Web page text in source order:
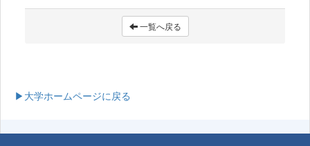
一覧へ戻る
▶大学ホームページに戻る